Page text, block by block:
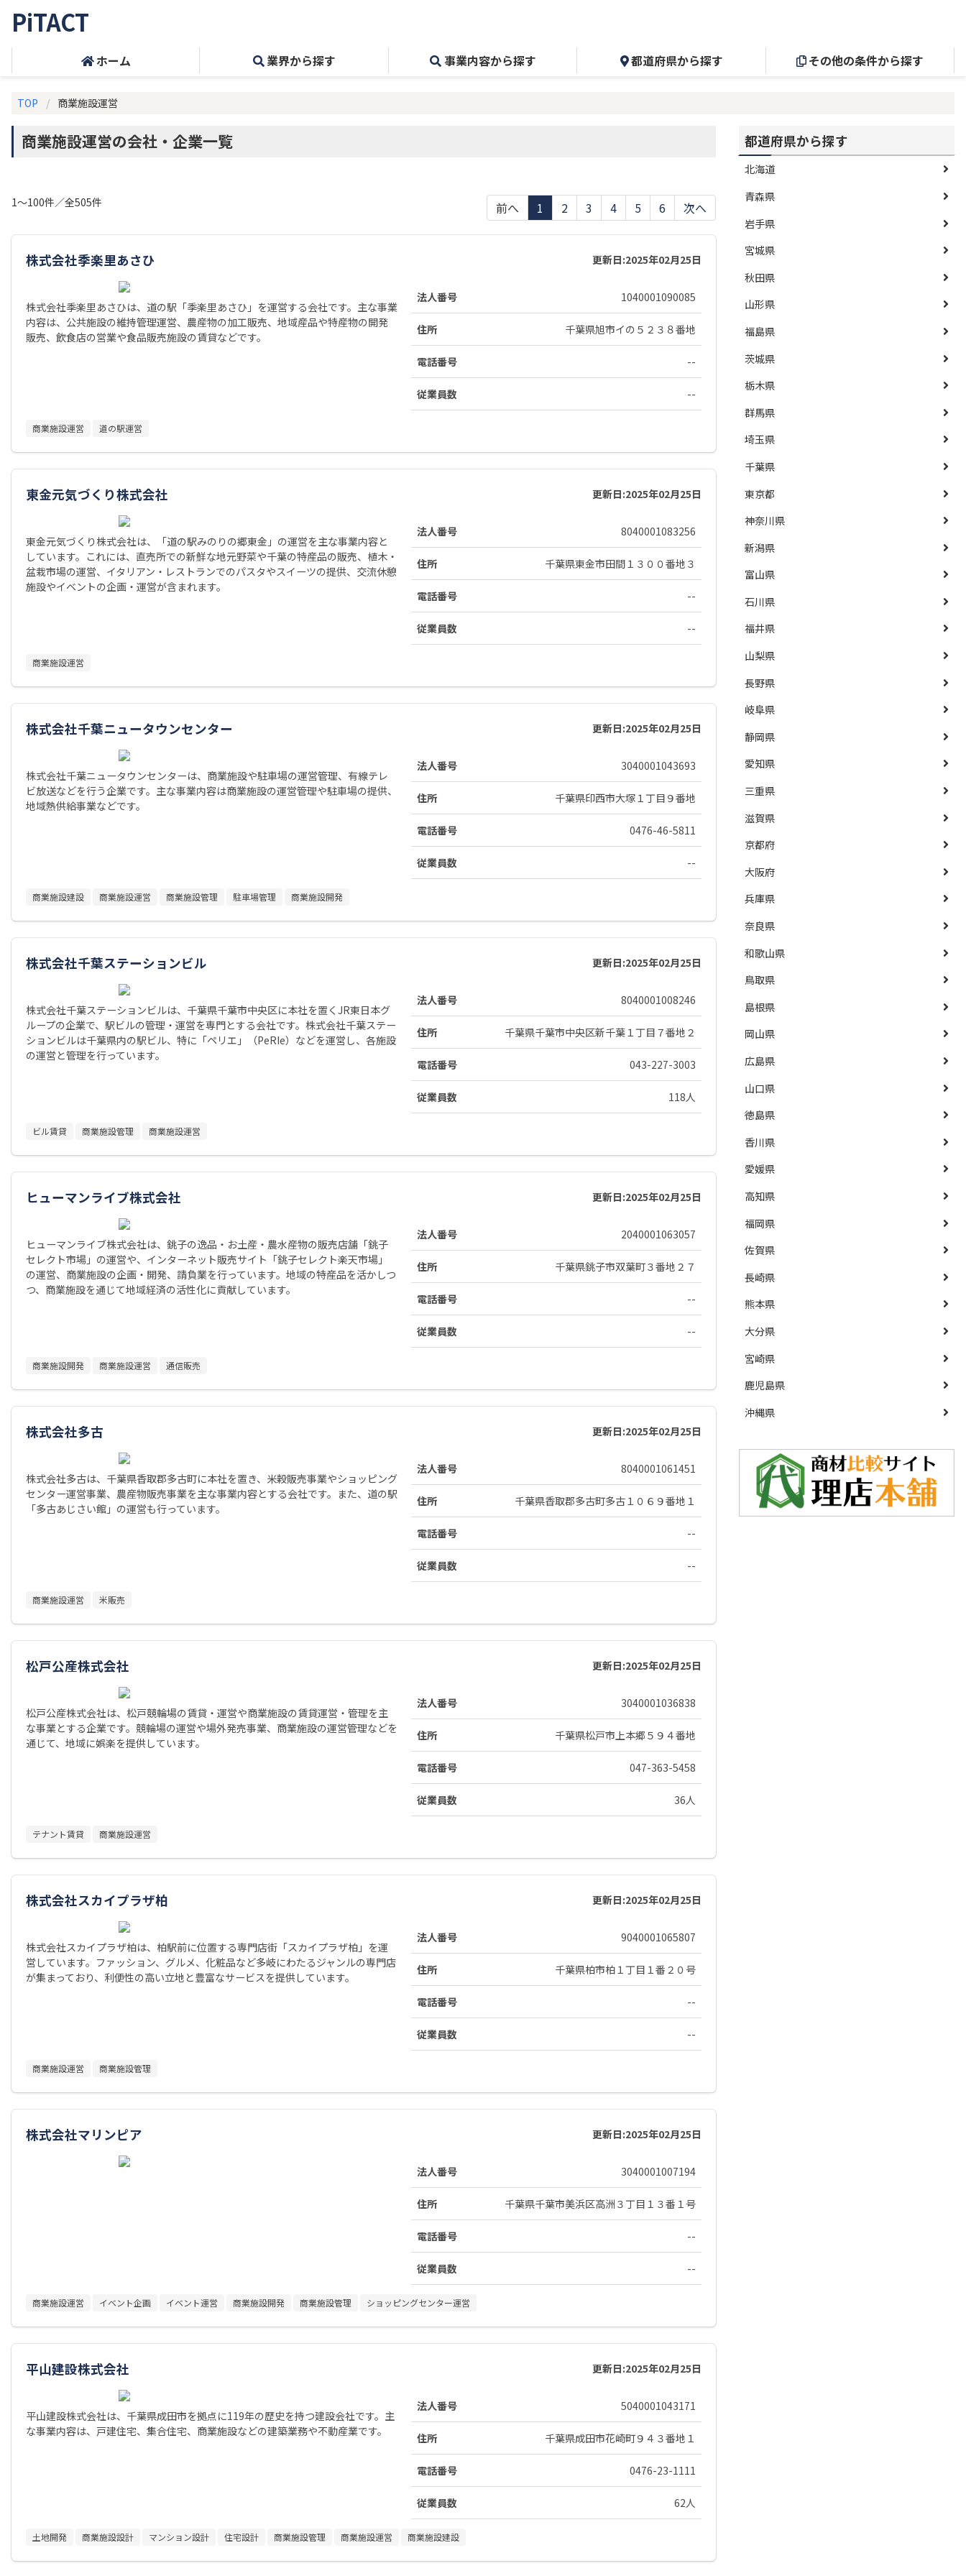
PiTACT
ホーム 業界から探す 事業内容から探す 都道府県から探す その他の条件から探す
TOP 商業施設運営
商業施設運営の会社・企業一覧
1～100件／全505件 前へ 1 2 3 4 5 6 次へ
株式会社季楽里あさひ 更新日:2025年02月25日
株式会社季楽里あさひは、道の駅「季楽里あさひ」を運営する会社です。主な事業
内容は、公共施設の維持管理運営、農産物の加工販売、地域産品や特産物の開発
販売、飲食店の営業や食品販売施設の賃貸などです。
法人番号 1040001090085
住所 千葉県旭市イの５２３８番地
電話番号 --
従業員数 --
商業施設運営 道の駅運営
東金元気づくり株式会社 更新日:2025年02月25日
東金元気づくり株式会社は、「道の駅みのりの郷東金」の運営を主な事業内容と
しています。これには、直売所での新鮮な地元野菜や千葉の特産品の販売、植木・
盆栽市場の運営、イタリアン・レストランでのパスタやスイーツの提供、交流休憩
施設やイベントの企画・運営が含まれます。
法人番号 8040001083256
住所 千葉県東金市田間１３００番地３
電話番号 --
従業員数 --
商業施設運営
株式会社千葉ニュータウンセンター 更新日:2025年02月25日
株式会社千葉ニュータウンセンターは、商業施設や駐車場の運営管理、有線テレ
ビ放送などを行う企業です。主な事業内容は商業施設の運営管理や駐車場の提供、
地域熱供給事業などです。
法人番号 3040001043693
住所 千葉県印西市大塚１丁目９番地
電話番号 0476-46-5811
従業員数 --
商業施設建設 商業施設運営 商業施設管理 駐車場管理 商業施設開発
株式会社千葉ステーションビル 更新日:2025年02月25日
株式会社千葉ステーションビルは、千葉県千葉市中央区に本社を置くJR東日本グ
ループの企業で、駅ビルの管理・運営を専門とする会社です。株式会社千葉ステー
ションビルは千葉県内の駅ビル、特に「ペリエ」（PeRIe）などを運営し、各施設
の運営と管理を行っています。
法人番号 8040001008246
住所 千葉県千葉市中央区新千葉１丁目７番地２
電話番号 043-227-3003
従業員数 118人
ビル賃貸 商業施設管理 商業施設運営
ヒューマンライブ株式会社 更新日:2025年02月25日
ヒューマンライブ株式会社は、銚子の逸品・お土産・農水産物の販売店舗「銚子
セレクト市場」の運営や、インターネット販売サイト「銚子セレクト楽天市場」
の運営、商業施設の企画・開発、請負業を行っています。地域の特産品を活かしつ
つ、商業施設を通じて地域経済の活性化に貢献しています。
法人番号 2040001063057
住所 千葉県銚子市双葉町３番地２７
電話番号 --
従業員数 --
商業施設開発 商業施設運営 通信販売
株式会社多古 更新日:2025年02月25日
株式会社多古は、千葉県香取郡多古町に本社を置き、米穀販売事業やショッピング
センター運営事業、農産物販売事業を主な事業内容とする会社です。また、道の駅
「多古あじさい館」の運営も行っています。
法人番号 8040001061451
住所 千葉県香取郡多古町多古１０６９番地１
電話番号 --
従業員数 --
商業施設運営 米販売
松戸公産株式会社 更新日:2025年02月25日
松戸公産株式会社は、松戸競輪場の賃貸・運営や商業施設の賃貸運営・管理を主
な事業とする企業です。競輪場の運営や場外発売事業、商業施設の運営管理などを
通じて、地域に娯楽を提供しています。
法人番号 3040001036838
住所 千葉県松戸市上本郷５９４番地
電話番号 047-363-5458
従業員数 36人
テナント賃貸 商業施設運営
株式会社スカイプラザ柏 更新日:2025年02月25日
株式会社スカイプラザ柏は、柏駅前に位置する専門店街「スカイプラザ柏」を運
営しています。ファッション、グルメ、化粧品など多岐にわたるジャンルの専門店
が集まっており、利便性の高い立地と豊富なサービスを提供しています。
法人番号 9040001065807
住所 千葉県柏市柏１丁目１番２０号
電話番号 --
従業員数 --
商業施設運営 商業施設管理
株式会社マリンピア 更新日:2025年02月25日
法人番号 3040001007194
住所 千葉県千葉市美浜区高洲３丁目１３番１号
電話番号 --
従業員数 --
商業施設運営 イベント企画 イベント運営 商業施設開発 商業施設管理 ショッピングセンター運営
平山建設株式会社 更新日:2025年02月25日
平山建設株式会社は、千葉県成田市を拠点に119年の歴史を持つ建設会社です。主
な事業内容は、戸建住宅、集合住宅、商業施設などの建築業務や不動産業です。
法人番号 5040001043171
住所 千葉県成田市花崎町９４３番地１
電話番号 0476-23-1111
従業員数 62人
土地開発 商業施設設計 マンション設計 住宅設計 商業施設管理 商業施設運営 商業施設建設
都道府県から探す
北海道
青森県
岩手県
宮城県
秋田県
山形県
福島県
茨城県
栃木県
群馬県
埼玉県
千葉県
東京都
神奈川県
新潟県
富山県
石川県
福井県
山梨県
長野県
岐阜県
静岡県
愛知県
三重県
滋賀県
京都府
大阪府
兵庫県
奈良県
和歌山県
鳥取県
島根県
岡山県
広島県
山口県
徳島県
香川県
愛媛県
高知県
福岡県
佐賀県
長崎県
熊本県
大分県
宮崎県
鹿児島県
沖縄県